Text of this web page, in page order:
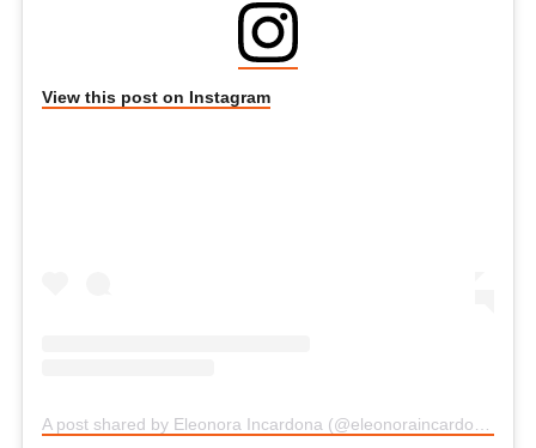
View this post on Instagram
A post shared by Eleonora Incardona (@eleonoraincardona)